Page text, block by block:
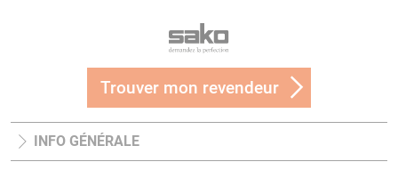
Trouver mon revendeur
INFO GÉNÉRALE